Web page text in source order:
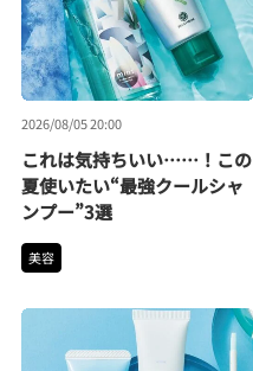
2026/08/05 20:00
これは気持ちいい……！この
夏使いたい“最強クールシャ
ンプー”3選
美容